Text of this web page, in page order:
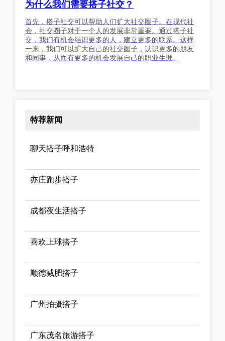
为什么我们需要搭子社交？
首先，搭子社交可以帮助人们扩大社交圈子。在现代社
会，社交圈子对于一个人的发展非常重要。通过搭子社
交，我们有机会结识更多的人，建立更多的联系。这样
一来，我们可以扩大自己的社交圈子，认识更多的朋友
和同事，从而有更多的机会发展自己的职业生涯。
特荐新闻
聊天搭子呼和浩特
亦庄跑步搭子
成都夜生活搭子
喜欢上球搭子
顺德减肥搭子
广州拍摄搭子
广东茂名旅游搭子